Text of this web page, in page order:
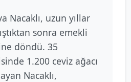
Nacaklı, uzun yıllar
sonra emekli
döndü. 35
1.200 ceviz ağacı
Nacaklı,